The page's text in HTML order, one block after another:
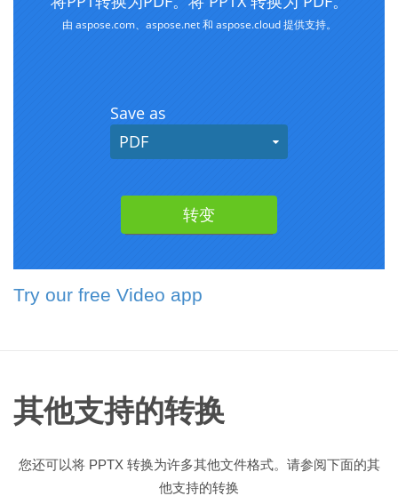
Try our free Video app
其他支持的转换
您还可以将 PPTX 转换为许多其他文件格式。请参阅下面的其
他支持的转换